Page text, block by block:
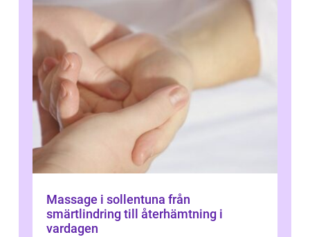
Massage i sollentuna från
smärtlindring till återhämtning i
vardagen